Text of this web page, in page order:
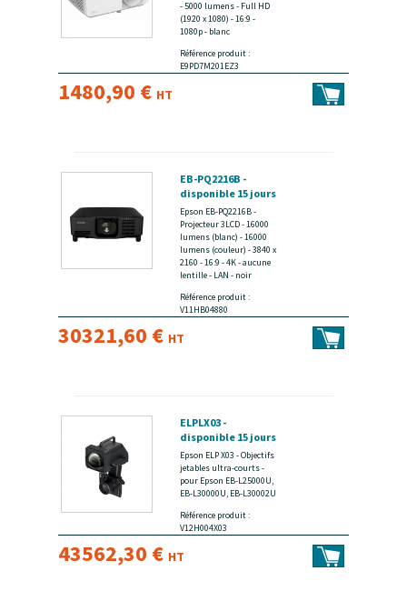
- 5000 lumens - Full HD
(1920 x 1080) - 16:9 -
1080p - blanc
Référence produit :
E9PD7M201EZ3
1480,90 € HT
EB-PQ2216B -
disponible 15 jours
Epson EB-PQ2216B -
Projecteur 3LCD - 16000
lumens (blanc) - 16000
lumens (couleur) - 3840 x
2160 - 16:9 - 4K - aucune
lentille - LAN - noir
Référence produit :
V11HB04880
30321,60 € HT
ELPLX03 -
disponible 15 jours
Epson ELP X03 - Objectifs
jetables ultra-courts -
pour Epson EB-L25000U,
EB-L30000U, EB-L30002U
Référence produit :
V12H004X03
43562,30 € HT